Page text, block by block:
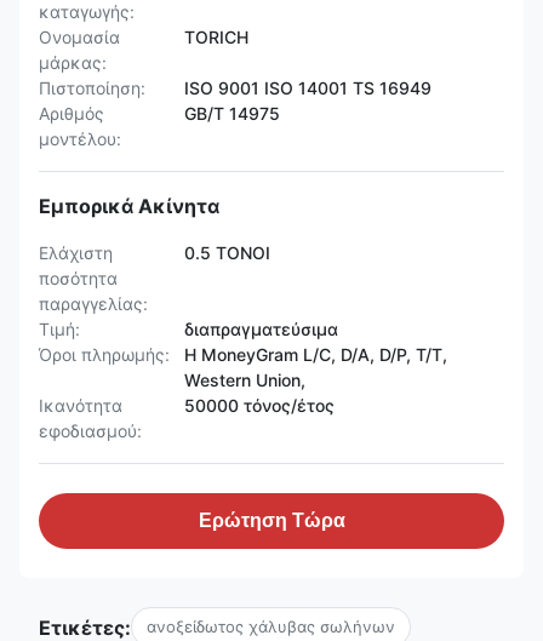
καταγωγής:
Ονομασία
μάρκας:
TORICH
Πιστοποίηση:
ISO 9001 ISO 14001 TS 16949
Αριθμός
μοντέλου:
GB/T 14975
Εμπορικά Ακίνητα
Ελάχιστη
ποσότητα
παραγγελίας:
0.5 ΤΟΝΟΙ
Τιμή:
διαπραγματεύσιμα
Όροι πληρωμής:
Η MoneyGram L/C, D/A, D/P, T/T,
Western Union,
Ικανότητα
εφοδιασμού:
50000 τόνος/έτος
Ερώτηση Τώρα
Ετικέτες: ανοξείδωτος χάλυβας σωλήνων